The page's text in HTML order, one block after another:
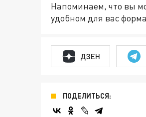
Напоминаем, что вы
удобном для вас
ДЗЕН
ПОДЕЛИТЬСЯ: